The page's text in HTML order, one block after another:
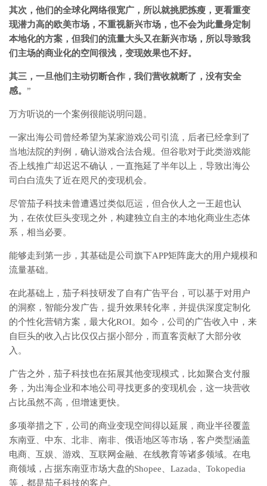
其次，他们的全球化网络很宽广，所以就挑肥拣瘦，更看重变
现潜力高的欧美市场，不重视新兴市场，也不会为此量身定制
本地化的方案，但我们的流量大头又在新兴市场，所以导致我
们主场的商业化的空间很浅，变现效果也不好。
其三，一旦他们主动切断合作，我们营收就断了，没有安全
感。 ”
万方听说的一个案例很能说明问题。
一家出海公司曾经希望为某家游戏公司引流，后者已经拿到了
当地法院的判例，确认游戏合法合规。但谷歌对于此类游戏能
否上线推广却迟迟不确认，一直拖延了半年以上，导致出海公
司白白流失了近在咫尺的变现机会。
尽管茄子科技未曾遭遇过类似厄运，但合伙人之一王超也认
为，在依仗巨头变现之外，构建独立自主的本地化商业生态体
系，相当必要。
能够走到第一步，其基础是公司旗下APP矩阵庞大的用户规模和
流量基础。
在此基础上，茄子科技研发了自有广告平台，可以基于对用户
的洞察，智能分发广告，提升效果转化率，并提供深度定制化
的个性化营销方案，最大化ROI。如今，公司的广告收入中，来
自巨头的收入占比仅仅占据小部分，而直客贡献了大部分收
入。
广告之外，茄子科技也在拓展其他变现模式，比如聚合支付服
务，为出海企业和本地公司寻找更多的变现机会，这一块营收
占比虽然不高，但增速更快。
多项举措之下，公司的商业变现空间得以延展，商业半径覆盖
东南亚、中东、北非、南非、俄语地区等市场，客户类型涵盖
电商、互娱、游戏、互联网金融、在线教育等诸多领域。在电
商领域，占据东南亚市场大盘的Shopee、Lazada、Tokopedia
等，都是茄子科技的客户。